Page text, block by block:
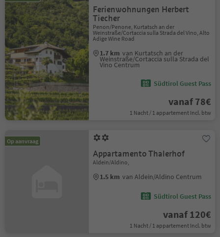
Ferienwohnungen Herbert
Tiecher
Penon/Penone, Kurtatsch an der
Weinstraße/Cortaccia sulla Strada del Vino, Alto
Adige Wine Road
1.7 km van Kurtatsch an der
Weinstraße/Cortaccia sulla Strada del
Vino Centrum
Südtirol Guest Pass
vanaf 78€
1 Nacht / 1 appartement Incl. btw
Op aanvraag
Appartamento Thalerhof
Aldein/Aldino,
1.5 km van Aldein/Aldino Centrum
Südtirol Guest Pass
vanaf 120€
1 Nacht / 1 appartement Incl. btw